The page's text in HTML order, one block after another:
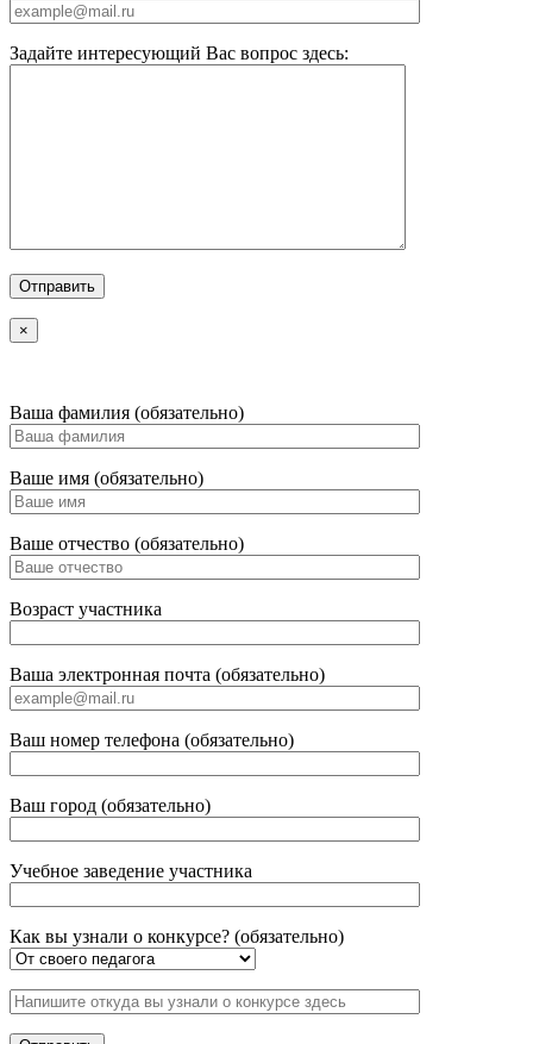
Задайте интересующий Вас вопрос здесь:
×
Ваша фамилия (обязательно)
Ваше имя (обязательно)
Ваше отчество (обязательно)
Возраст участника
Ваша электронная почта (обязательно)
Ваш номер телефона (обязательно)
Ваш город (обязательно)
Учебное заведение участника
Как вы узнали о конкурсе? (обязательно)